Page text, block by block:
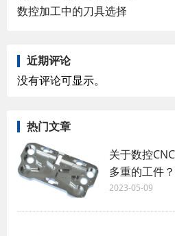
数控加工中的刀具选择
近期评论
没有评论可显示。
热门文章
关于数控
多重的工件
2023-05-09